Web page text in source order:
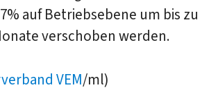
auf Betriebsebene um bis zu
verschoben werden.
VEM/ml)